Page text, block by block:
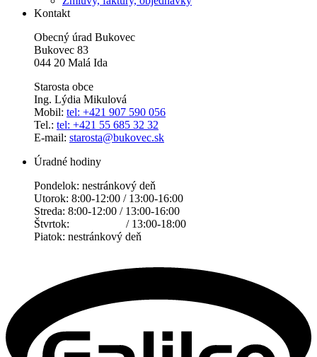
Kontakt
Obecný úrad Bukovec
Bukovec 83
044 20 Malá Ida
Starosta obce
Ing. Lýdia Mikulová
Mobil: tel: +421 907 590 056
Tel.: tel: +421 55 685 32 32
E-mail: starosta@bukovec.sk
Úradné hodiny
Pondelok: nestránkový deň
Utorok: 8:00-12:00 / 13:00-16:00
Streda: 8:00-12:00 / 13:00-16:00
Štvrtok: / 13:00-18:00
Piatok: nestránkový deň